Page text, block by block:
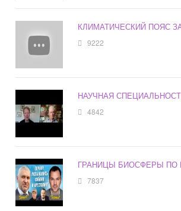
КЛИМАТИЧЕСКИЙ ПОЯС
9222
НАУЧНАЯ
4842
ГРАНИЦЫ БИОСФЕРЫ ПО
7837